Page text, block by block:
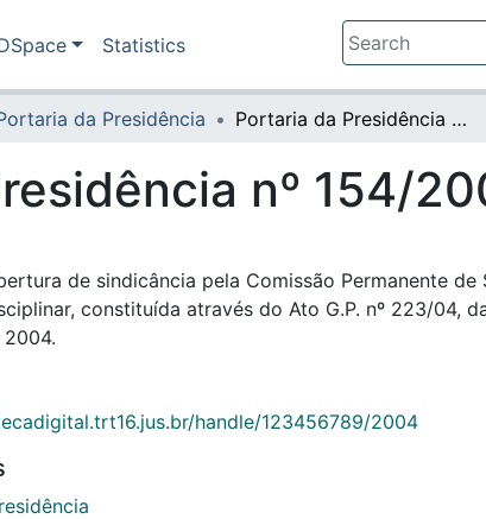
Statistics
da Presidência Portaria da Presidência nº 154/2005 (392)
nº 154/
de sindicância pela Comissão Permanente de
constituída através do Ato G.P. nº 223/04,
handle/123456789/2004